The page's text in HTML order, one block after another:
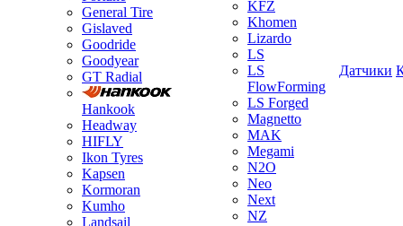
General Tire
Gislaved
Goodride
Goodyear
GT Radial
Hankook
Headway
HIFLY
Ikon Tyres
Kapsen
Kormoran
Kumho
Landsail
KFZ
Khomen
Lizardo
LS
LS
FlowForming
LS Forged
Magnetto
MAK
Megami
N2O
Neo
Next
NZ
Датчики